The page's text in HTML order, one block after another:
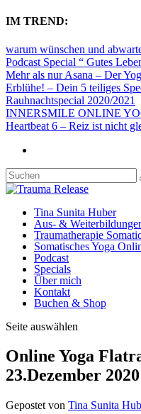
IM TREND:
warum wünschen und
Podcast Special “ Gutes
Mehr als nur Asana – Der
Erblühe! – Dein 5 teiliges
Rauhnachtspecial 2020/2021
INNERSMILE ONLINE
Heartbeat 6 – Reiz ist nicht
Tina Sunita Huber
Aus- &
Traumatherapie
Somatisches Yoga
Podcast
Specials
Über mich
Kontakt
Buchen & Shop
Seite auswählen
Online Yoga
23.Dezember 2020
Gepostet von Tina Sunita